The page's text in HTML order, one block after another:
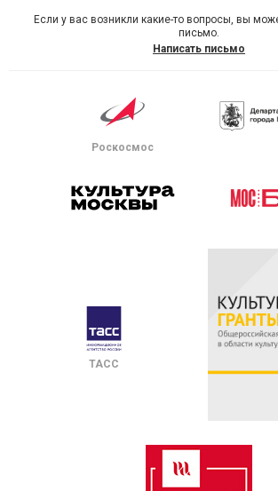
Если у вас возникли какие-то вопросы, вы
письмо.
Написать письмо
Роскосмос
ТАСС